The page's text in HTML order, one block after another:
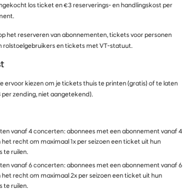
los ticket en €3 reserverings- en handlingskost per
het reserveren van abonnementen, tickets voor personen
rolstoelgebruikers en tickets met VT-statuut.
ervoor kiezen om je tickets thuis te printen (gratis) of te laten
zending, niet aangetekend).
vanaf 4 concerten: abonnees met een abonnement vanaf 4
recht om maximaal 1x per seizoen een ticket uit hun
te ruilen.
vanaf 6 concerten: abonnees met een abonnement vanaf 6
recht om maximaal 2x per seizoen een ticket uit hun
te ruilen.